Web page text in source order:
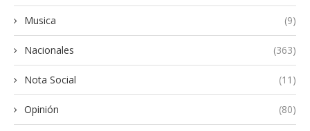
Musica (9)
Nacionales (363)
Nota Social (11)
Opinión (80)